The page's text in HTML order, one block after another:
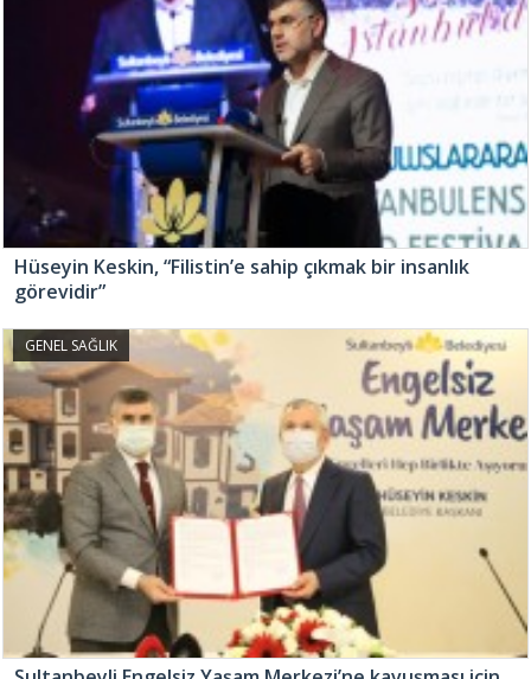
Hüseyin Keskin, “Filistin’e sahip çıkmak bir insanlık
görevidir”
GENEL SAĞLIK